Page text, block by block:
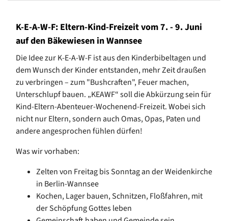
K-E-A-W-F: Eltern-Kind-Freizeit vom 7. - 9. Juni
auf den Bäkewiesen in Wannsee
Die Idee zur K-E-A-W-F ist aus den Kinderbibeltagen und
dem Wunsch der Kinder entstanden, mehr Zeit draußen
zu verbringen – zum "Bushcraften", Feuer machen,
Unterschlupf bauen. „KEAWF“ soll die Abkürzung sein für
Kind-Eltern-Abenteuer-Wochenend-Freizeit. Wobei sich
nicht nur Eltern, sondern auch Omas, Opas, Paten und
andere angesprochen fühlen dürfen!
Was wir vorhaben:
Zelten von Freitag bis Sonntag an der Weidenkirche
in Berlin-Wannsee
Kochen, Lager bauen, Schnitzen, Floßfahren, mit
der Schöpfung Gottes leben